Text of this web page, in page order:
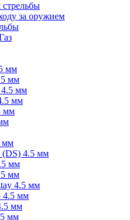
за оружием
мм
мм
4.5 мм
мм
мм
мм
(DS) 4.5 мм
мм
мм
4.5 мм
4.5 мм
мм
мм